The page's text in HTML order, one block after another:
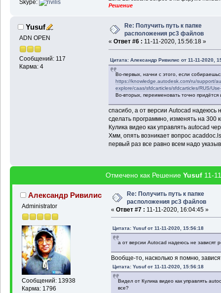
Skype:
Решение
Yusuf
ADN OPEN
Сообщений: 117
Карма: 4
Re: Получить путь к папке
расположения pc3 файлов
« Ответ #6 : 11-11-2020, 15:56:18 »
Цитата: Александр Ривилис от 11-11-2020,
Во-первых, начни с этого, если
https://knowledge.autodesk.com/ru/support/
explore/caas/sfdcarticles/sfdcarticles/RUS/
Во-вторых, переименовать точно
спасибо, а от версии Autocad надеюсь
сделать программно, изменять на 300
Кулика видео как управлять autocad
Хмм, опять возникает вопрос
первый раз все равно всем надо
Отмечено как Решение Yusuf 11-
Александр Ривилис
Administrator
Сообщений: 13938
Карма: 1796
Re: Получить путь к папке
расположения pc3 файлов
« Ответ #7 : 11-11-2020, 16:04:45 »
Цитата: Yusuf от 11-11-2020, 15:56:18
а от версии Autocad надеюсь не зависят
Вообще-то, насколько я помню,
Цитата: Yusuf от 11-11-2020, 15:56:18
Видел от Кулика видео как управлять
все?